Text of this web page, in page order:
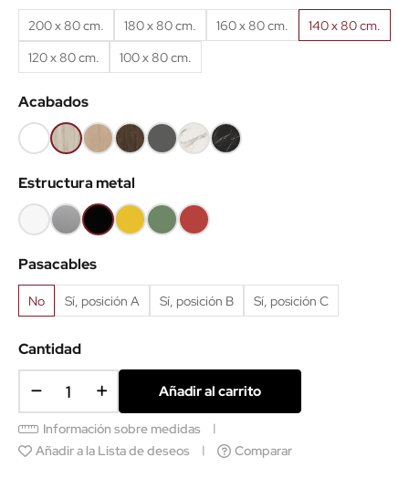
200 x 80 cm. 180 x 80 cm. 160 x 80 cm.
140 x 80 cm.
120 x 80 cm.
100 x 80 cm.
Acabados
Blanco
68
Haya
52
Roble
60
Castaño
53
Gris
grafito
Mármol
blanco
Mármol
negro
Estructura metal
BlancoGris
aluminio
NegroAmarilloVerdeTeja
Pasacables
No Sí, posición A Sí, posición B Sí, posición C
Cantidad
Añadir al carrito
Información sobre medidas
Añadir a la Lista de deseos
Comparar